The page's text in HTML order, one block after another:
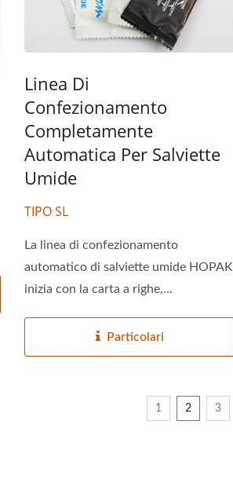
Linea Di
Confezionamento
Completamente
Automatica Per Salviette
Umide
TIPO SL
La linea di confezionamento
automatico di salviette umide HOPAK
inizia con la carta a righe,...
Particolari
1 2 3